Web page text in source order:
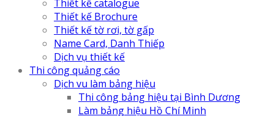
Thiết kế catalogue
Thiết kế Brochure
Thiết kế tờ rơi, tờ gấp
Name Card, Danh Thiếp
Dịch vụ thiết kế
Thi công quảng cáo
Dịch vu làm bảng hiệu
Thi công bảng hiệu tại Bình Dương
Làm bảng hiệu Hồ Chí Minh